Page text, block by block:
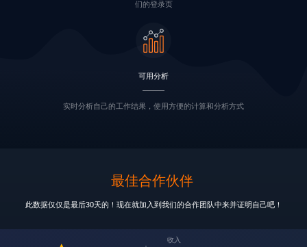
们的登录页
可用分析
实时分析自己的工作结果，使用方便的计算和分析方式
最佳合作伙伴
此数据仅仅是最后30天的！现在就加入到我们的合作团队中来并证明自己吧！
收入